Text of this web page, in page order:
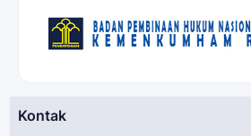
Kontak